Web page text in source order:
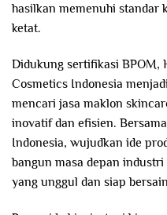
hasilkan memenuhi standar
ketat.
Didukung sertifikasi BPOM,
Cosmetics Indonesia
mencari jasa maklon
inovatif dan efisien.
Indonesia, wujudkan ide
bangun masa depan
yang unggul dan siap